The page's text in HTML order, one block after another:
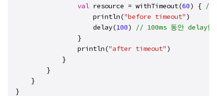
val resource = withTimeout(60) { //
                    println(
"before timeout" )
                    delay(
100)
// 100ms 동안 delay한
                }
                println(
"after timeout" )
            }
        }
    }
}